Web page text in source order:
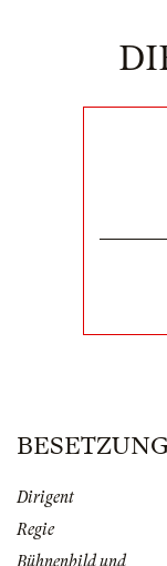
Dirigent
Regie
Bühnenbild und